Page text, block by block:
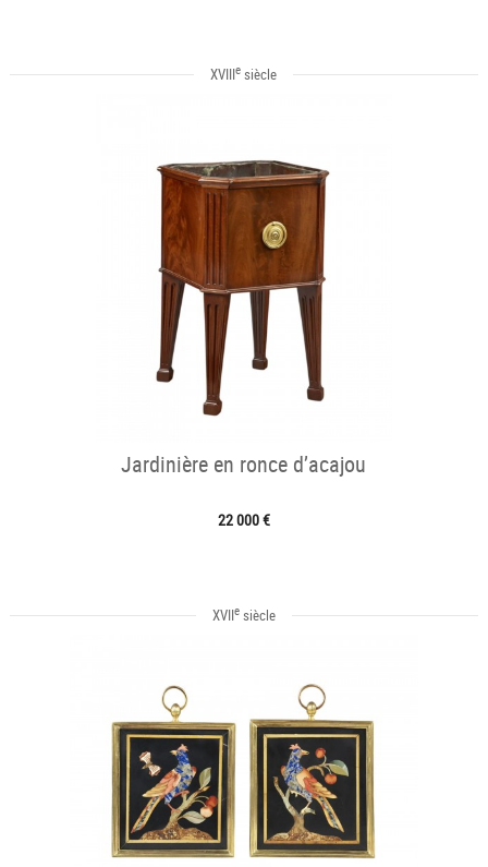
XVIIIe siècle
Jardinière en ronce d’acajou
22 000 €
XVIIesiècle